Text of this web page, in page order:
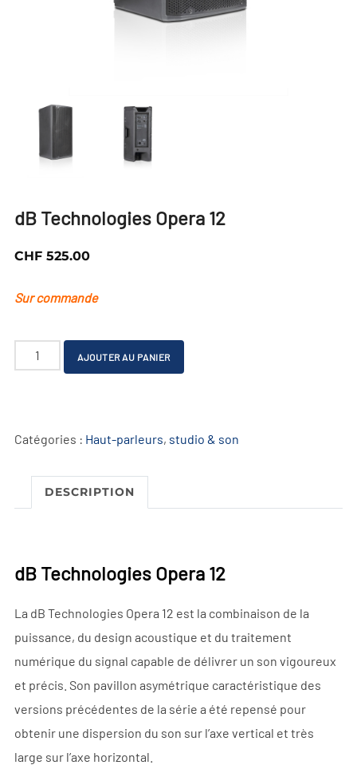
dB Technologies Opera 12
CHF525.00
Sur commande
quantité
de
Opera
AJOUTER AU PANIER
l
r
t
e
Catégories : Haut-parleurs, studio & son
DESCRIPTION
dB Technologies Opera 12
La dB Technologies Opera 12 est la combinaison de la
puissance, du design acoustique et du traitement
numérique du signal capable de délivrer un son vigoureux
et précis. Son pavillon asymétrique caractéristique des
versions précédentes de la série a été repensé pour
obtenir une dispersion du son sur l’axe vertical et très
large sur l’axe horizontal.